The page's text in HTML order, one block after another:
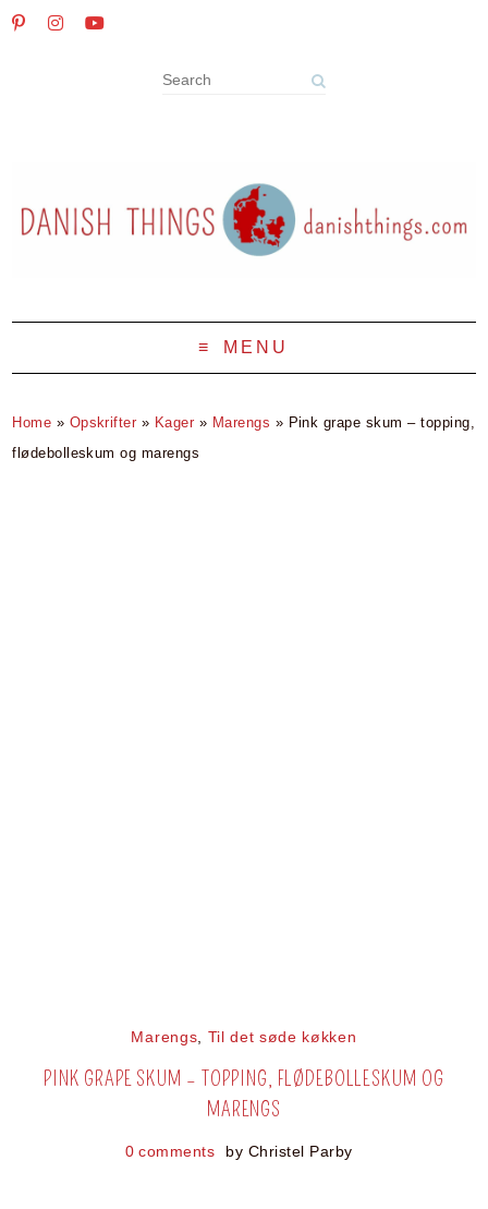
MENU
Home » Opskrifter » Kager » Marengs » Pink grape skum – topping,
flødebolleskum og marengs
Marengs, Til det søde køkken
PINK GRAPE SKUM – TOPPING, FLØDEBOLLESKUM OG
MARENGS
0 comments by Christel Parby